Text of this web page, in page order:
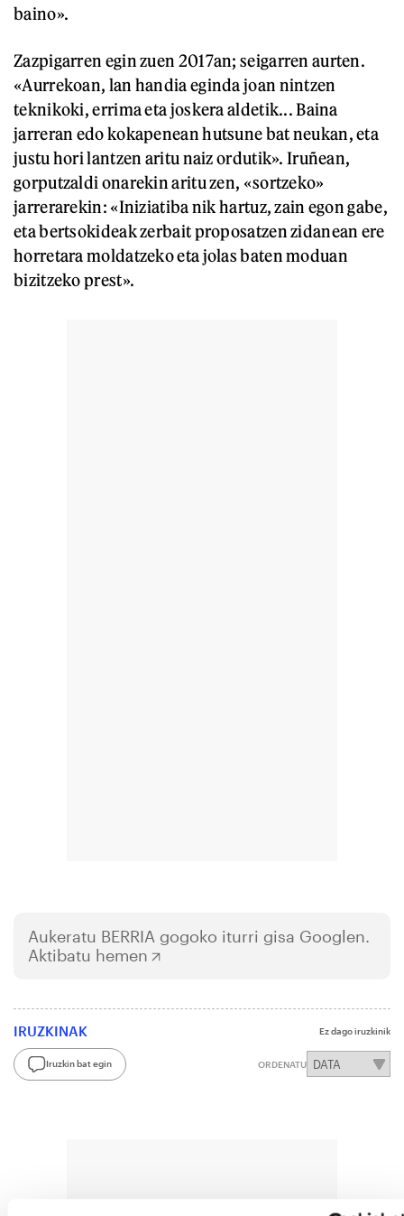
baino».
Zazpigarren egin zuen 2017an; seigarren aurten.
«Aurrekoan, lan handia eginda joan nintzen
teknikoki, errima eta joskera aldetik... Baina
jarreran edo kokapenean hutsune bat neukan, eta
justu hori lantzen aritu naiz ordutik». Iruñean,
gorputzaldi onarekin aritu zen, «sortzeko»
jarrerarekin: «Iniziatiba nik hartuz, zain egon gabe,
eta bertsokideak zerbait proposatzen zidanean ere
horretara moldatzeko eta jolas baten moduan
bizitzeko prest».
Aukeratu BERRIA gogoko iturri gisa Googlen.
Aktibatu hemen
IRUZKINAK Ez dago iruzkinik
Iruzkin bat egin ORDENATU